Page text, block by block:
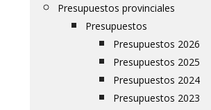
Presupuestos provinciales
Presupuestos
Presupuestos 2026
Presupuestos 2025
Presupuestos 2024
Presupuestos 2023